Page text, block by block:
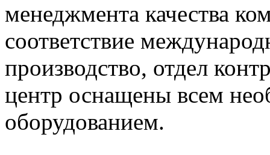
менеджмента качества
соответствие
производство, отдел
центр оснащены всем
оборудованием.